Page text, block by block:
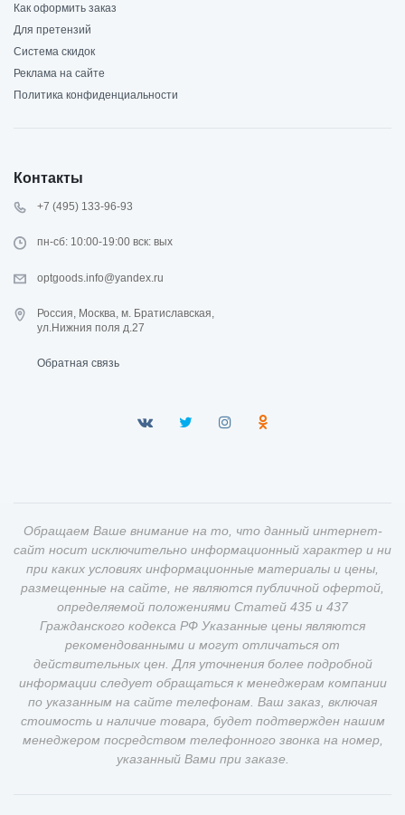
Как оформить заказ
Для претензий
Система скидок
Реклама на сайте
Политика конфиденциальности
Контакты
+7 (495) 133-96-93
пн-сб: 10:00-19:00 вск: вых
optgoods.info@yandex.ru
Россия, Москва, м. Братиславская,
ул.Нижния поля д.27
Обратная связь
Обращаем Ваше внимание на то, что данный интернет-
сайт носит исключительно информационный характер и ни
при каких условиях информационные материалы и цены,
размещенные на сайте, не являются публичной офертой,
определяемой положениями Статей 435 и 437
Гражданского кодекса РФ Указанные цены являются
рекомендованными и могут отличаться от
действительных цен. Для уточнения более подробной
информации следует обращаться к менеджерам компании
по указанным на сайте телефонам. Ваш заказ, включая
стоимость и наличие товара, будет подтвержден нашим
менеджером посредством телефонного звонка на номер,
указанный Вами при заказе.